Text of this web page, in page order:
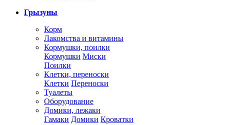
Грызуны
Корм
Лакомства и витамины
Кормушки, поилки
Кормушки Миски
Поилки
Клетки, переноски
Клетки Переноски
Туалеты
Оборудование
Домики, лежаки
Гамаки Домики Кроватки